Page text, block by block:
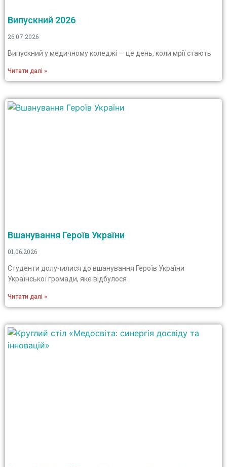
Випускний 2026
26.07.2026
Випускний у медичному коледжі — це день, коли мрії стають
Читати далі »
Вшанування Героїв України
01.06.2026
Студенти долучилися до вшанування Героїв України
Української громади, яке відбулося
Читати далі »